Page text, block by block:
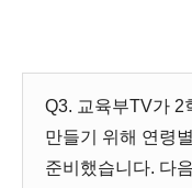
Q3. 교육부TV가 2
만들기 위해 연령
준비했습니다. 다